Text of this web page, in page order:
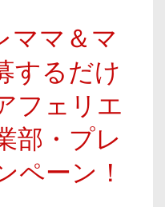
ママ＆マ
するだけ
フェリエ
部・プレ
ペーン！